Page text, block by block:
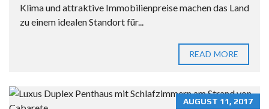
Klima und attraktive Immobilienpreise machen das Land
zu einem idealen Standort für...
READ MORE
AUGUST 11, 2017